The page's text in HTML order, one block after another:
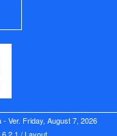
Ver. Friday, August 7, 2026